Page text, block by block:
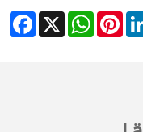
Facebook
X